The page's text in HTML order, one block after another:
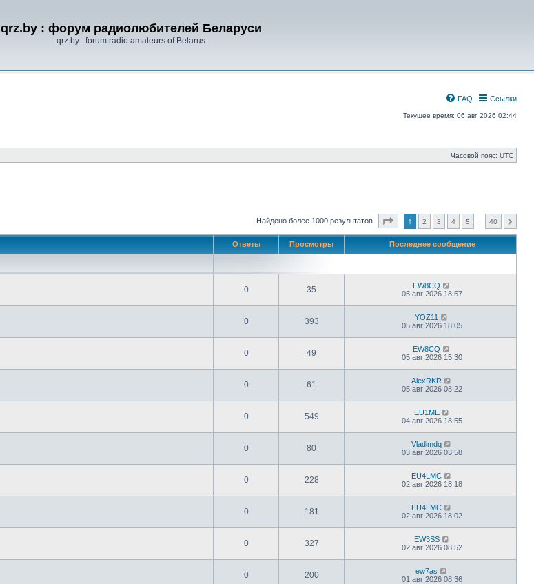
qrz.by : форум радиолюбителей Беларуси
qrz.by : forum radio amateurs of Belarus
Ссылки
FAQ
Текущее время: 06 авг 2026 02:44
Часовой пояс: UTC
Найдено более 1000 результатов Страница из40
1 2 3 4 5 40
Ответы Просмотры Последнее сообщение
0 35
EW8CQ
05 авг 2026 18:57
0 393
YOZ11
05 авг 2026 18:05
0 49
EW8CQ
05 авг 2026 15:30
0 61
AlexRKR
05 авг 2026 08:22
0 549
EU1ME
04 авг 2026 18:55
0 80
Vladimdq
03 авг 2026 03:58
0 228
EU4LMC
02 авг 2026 18:18
0 181
EU4LMC
02 авг 2026 18:02
0 327
EW3SS
02 авг 2026 08:52
0 200
ew7as
01 авг 2026 08:36